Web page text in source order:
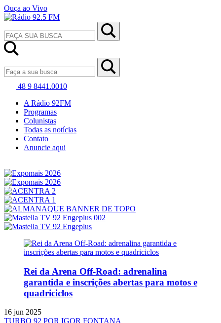
Ouça ao Vivo
48 9 8441.0010
A Rádio 92FM
Programas
Colunistas
Todas as notícias
Contato
Anuncie aqui
Rei da Arena Off-Road: adrenalina
garantida e inscrições abertas para motos e
quadriciclos
16 jun 2025
TURBO 92 POR IGOR FONTANA